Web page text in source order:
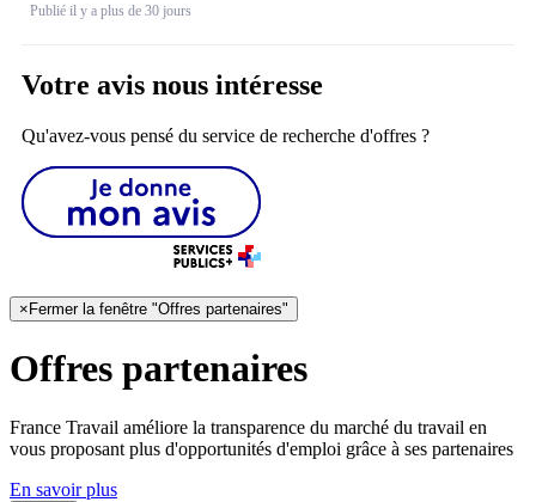
Publié il y a plus de 30 jours
Votre avis nous intéresse
Qu'avez-vous pensé du service de recherche d'offres ?
× Fermer la fenêtre "Offres partenaires"
Offres partenaires
France Travail améliore la transparence du marché du travail en
vous proposant plus d'opportunités d'emploi grâce à ses partenaires
En savoir plus